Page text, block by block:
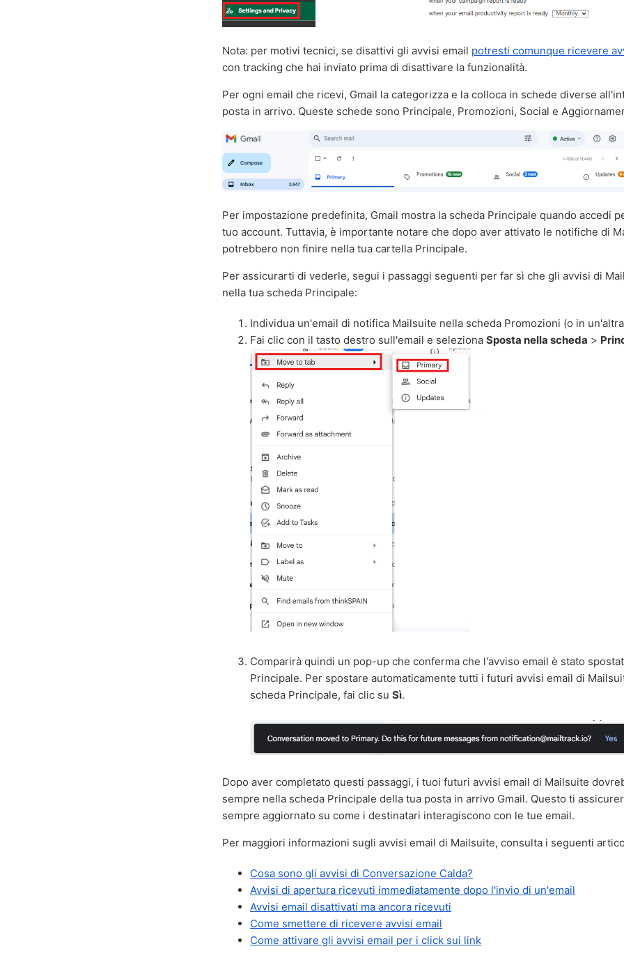
Nota: per motivi tecnici, se disattivi gli avvisi email potresti comunque ricevere
con tracking che hai inviato prima di disattivare la funzionalità.
Per ogni email che ricevi, Gmail la categorizza e la colloca in schede diverse
posta in arrivo. Queste schede sono Principale, Promozioni, Social e
Per impostazione predefinita, Gmail mostra la scheda Principale quando accedi
tuo account. Tuttavia, è importante notare che dopo aver attivato le notifiche di
potrebbero non finire nella tua cartella Principale.
Per assicurarti di vederle, segui i passaggi seguenti per far sì che gli avvisi di
nella tua scheda Principale:
Individua un'email di notifica Mailsuite nella scheda Promozioni (o in
Fai clic con il tasto destro sull'email e selezionaSposta nella scheda >
Comparirà quindi un pop-up che conferma che l'avviso email è stato
Principale. Per spostare automaticamente tutti i futuri avvisi email di
scheda Principale, fai clic suSì.
Dopo aver completato questi passaggi, i tuoi futuri avvisi email di Mailsuite
sempre nella scheda Principale della tua posta in arrivo Gmail. Questo ti
sempre aggiornato su come i destinatari interagiscono con le tue email.
Per maggiori informazioni sugli avvisi email di Mailsuite, consulta i seguenti
Cosa sono gli avvisi di Conversazione Calda?
Avvisi di apertura ricevuti immediatamente dopo l'invio di un'email
Avvisi email disattivati ma ancora ricevuti
Come smettere di ricevere avvisi email
Come attivare gli avvisi email per i click sui link